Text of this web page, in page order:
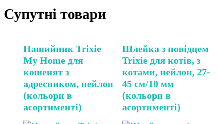
Супутні товари
Нашийник Trixie
My Home для
кошенят з
адресником, нейлон
(кольори в
асортименті)
Шлейка з повідцем
Trixie для котів, з
котами, нейлон, 27-
45 см/10 мм
(кольори в
асортименті)